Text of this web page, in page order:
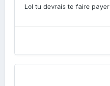
Lol tu devrais te faire payer